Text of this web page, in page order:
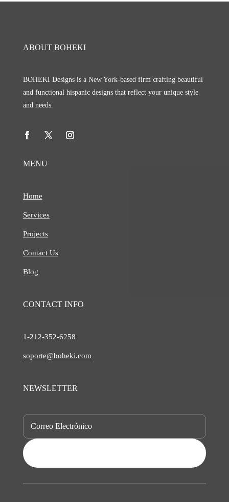
ABOUT BOHEKI
BOHEKI Designs is a New York-based firm crafting beautiful
and functional hispanic designs that reflect your unique style
and needs.
MENU
Home
Services
Projects
Contact Us
Blog
CONTACT INFO
1-212-352-6258
soporte@boheki.com
NEWSLETTER